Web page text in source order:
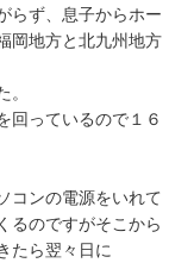
らず、息子からホー
岡地方と北九州地方
回っているので１６
コンの電源をいれて
るのですがそこから
たら翌々日に